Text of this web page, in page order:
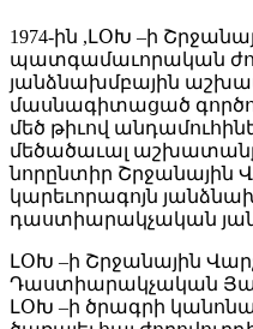
1974-ին ,ԼՕԽ –ի
պատգամաւորական
յանձնախմբային
մասնագիտացած
մեծ թիւով
մեծածաւալ
նորընտիր Շրջանային
կարեւորագոյն
դաստիարակչական
ԼՕԽ –ի Շրջանային
Դաստիարակչական
ԼՕԽ –ի ծրագրի